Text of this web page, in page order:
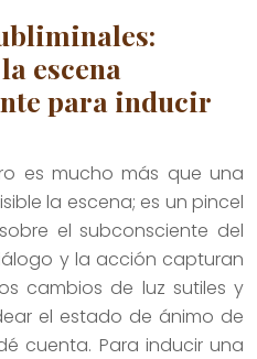
escena
para inducir
es mucho más que una
la escena; es un pincel
el subconsciente del
y la acción capturan
cambios de luz sutiles y
el estado de ánimo de
cuenta. Para inducir una